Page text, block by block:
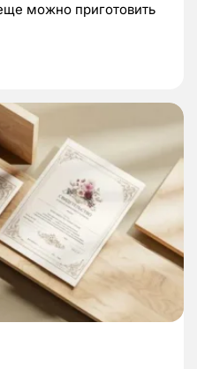
можно приготовить